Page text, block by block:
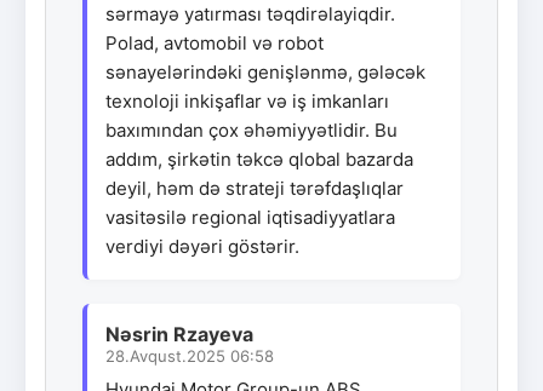
sərmayə yatırması təqdirəlayiqdir.
Polad, avtomobil və robot
sənayelərindəki genişlənmə, gələcək
texnoloji inkişaflar və iş imkanları
baxımından çox əhəmiyyətlidir. Bu
addım, şirkətin təkcə qlobal bazarda
deyil, həm də strateji tərəfdaşlıqlar
vasitəsilə regional iqtisadiyyatlara
verdiyi dəyəri göstərir.
Nəsrin Rzayeva
28.Avqust.2025 06:58